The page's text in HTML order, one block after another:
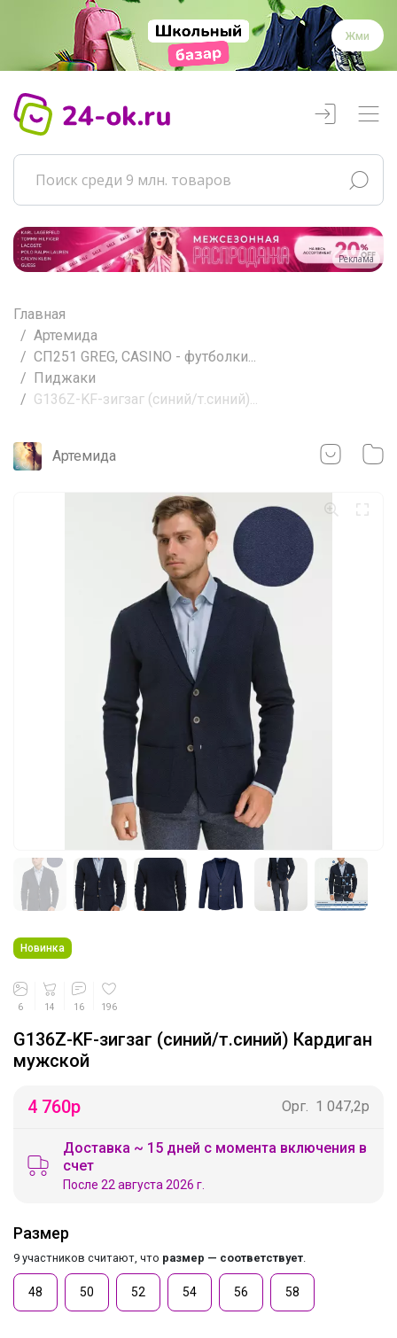
Жми
Реклама
Главная
Артемида
СП251 GREG, CASINO - футболки...
Пиджаки
G136Z-KF-зигзаг (синий/т.синий)...
Артемида
Новинка
6 14 16 196
G136Z-KF-зигзаг (синий/т.синий) Кардиган
мужской
4 760р Орг. 1 047,2р
Доставка ~ 15 дней с момента включения в
счет
После 22 августа 2026 г.
Размер
9 участников считают, что размер — соответствует.
48 50 52 54 56 58